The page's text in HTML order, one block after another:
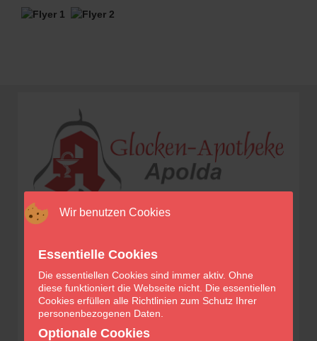
Glocken-Apotheke Apolda
Robert-Koch-Straße 6
99510 Apolda
TEL:0 36 44 / 56 21 30
FAX:0 36 44 / 55 03 69
E-MAIL:
info@glockenapotheke-apolda.de
Wir benutzen Cookies
Essentielle Cookies
Die essentiellen Cookies sind immer aktiv. Ohne
diese funktioniert die Webseite nicht. Die essentiellen
Cookies erfüllen alle Richtlinien zum Schutz Ihrer
personenbezogenen Daten.
Optionale Cookies